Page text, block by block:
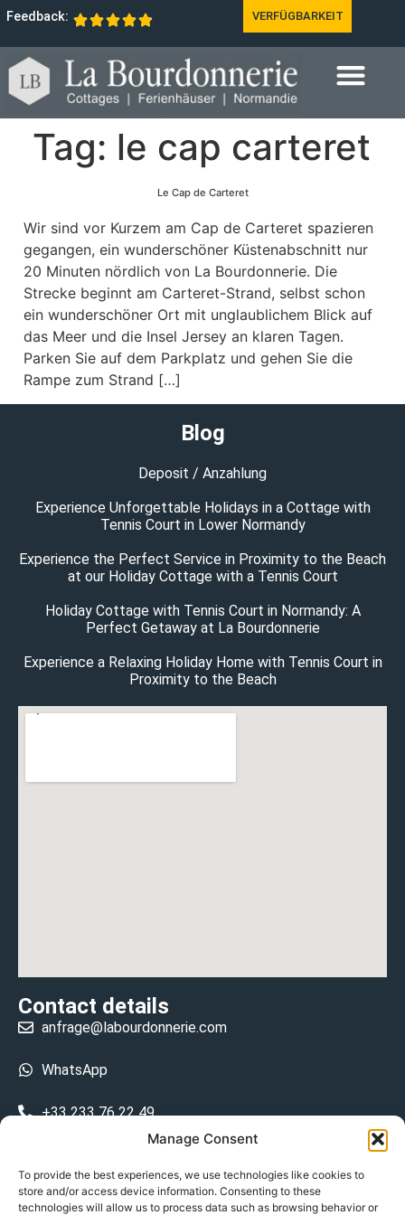
Manage Consent
To provide the best experiences, we use technologies like cookies to
store and/or access device information. Consenting to these
technologies will allow us to process data such as browsing behavior or
Feedback: VERFÜGBARKEIT
Tag: le cap carteret
Le Cap de Carteret
Wir sind vor Kurzem am Cap de Carteret spazieren
gegangen, ein wunderschöner Küstenabschnitt nur
20 Minuten nördlich von La Bourdonnerie. Die
Strecke beginnt am Carteret-Strand, selbst schon
ein wunderschöner Ort mit unglaublichem Blick auf
das Meer und die Insel Jersey an klaren Tagen.
Parken Sie auf dem Parkplatz und gehen Sie die
Rampe zum Strand […]
Blog
Deposit / Anzahlung
Experience Unforgettable Holidays in a Cottage with
Tennis Court in Lower Normandy
Experience the Perfect Service in Proximity to the Beach
at our Holiday Cottage with a Tennis Court
Holiday Cottage with Tennis Court in Normandy: A
Perfect Getaway at La Bourdonnerie
Experience a Relaxing Holiday Home with Tennis Court in
Proximity to the Beach
Contact details
anfrage@labourdonnerie.com
WhatsApp
+33 233 76 22 49
15 La Bourdonnerie 50430 Vesly